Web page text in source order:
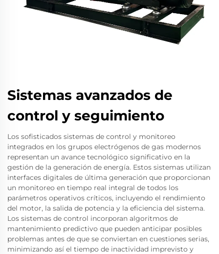
Sistemas avanzados de
control y seguimiento
Los sofisticados sistemas de control y monitoreo
integrados en los grupos electrógenos de gas modernos
representan un avance tecnológico significativo en la
gestión de la generación de energía. Estos sistemas utilizan
interfaces digitales de última generación que proporcionan
un monitoreo en tiempo real integral de todos los
parámetros operativos críticos, incluyendo el rendimiento
del motor, la salida de potencia y la eficiencia del sistema.
Los sistemas de control incorporan algoritmos de
mantenimiento predictivo que pueden anticipar posibles
problemas antes de que se conviertan en cuestiones serias,
minimizando así el tiempo de inactividad imprevisto y